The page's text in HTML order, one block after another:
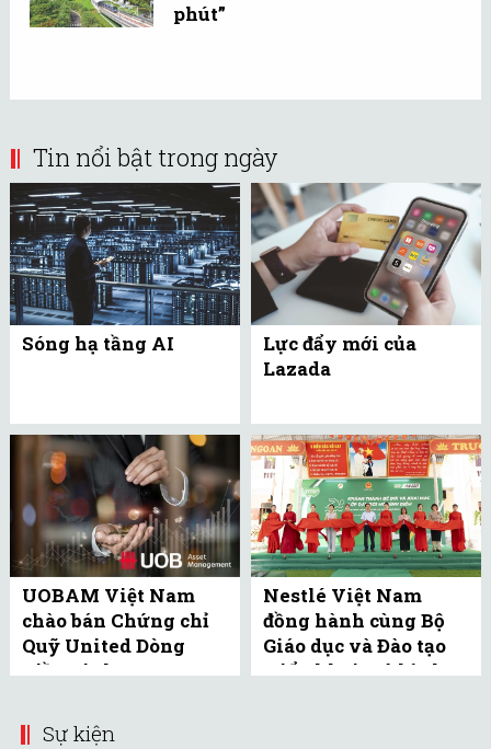
phút”
Tin nổi bật trong ngày
Sóng hạ tầng AI
Lực đẩy mới của
Lazada
UOBAM Việt Nam
chào bán Chứng chỉ
Quỹ United Dòng
Tiền Linh Hoạt
Nestlé Việt Nam
đồng hành cùng Bộ
Giáo dục và Đào tạo
triển khai mô hình
Sự kiện